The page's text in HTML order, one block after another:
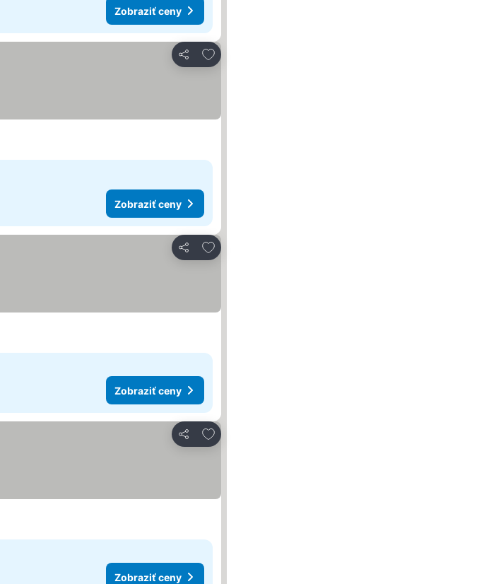
Zobraziť ceny
Zdieľať
Pridať do obľúbených
Zobraziť ceny
Zdieľať
Pridať do obľúbených
Zobraziť ceny
Zdieľať
Pridať do obľúbených
Zobraziť ceny